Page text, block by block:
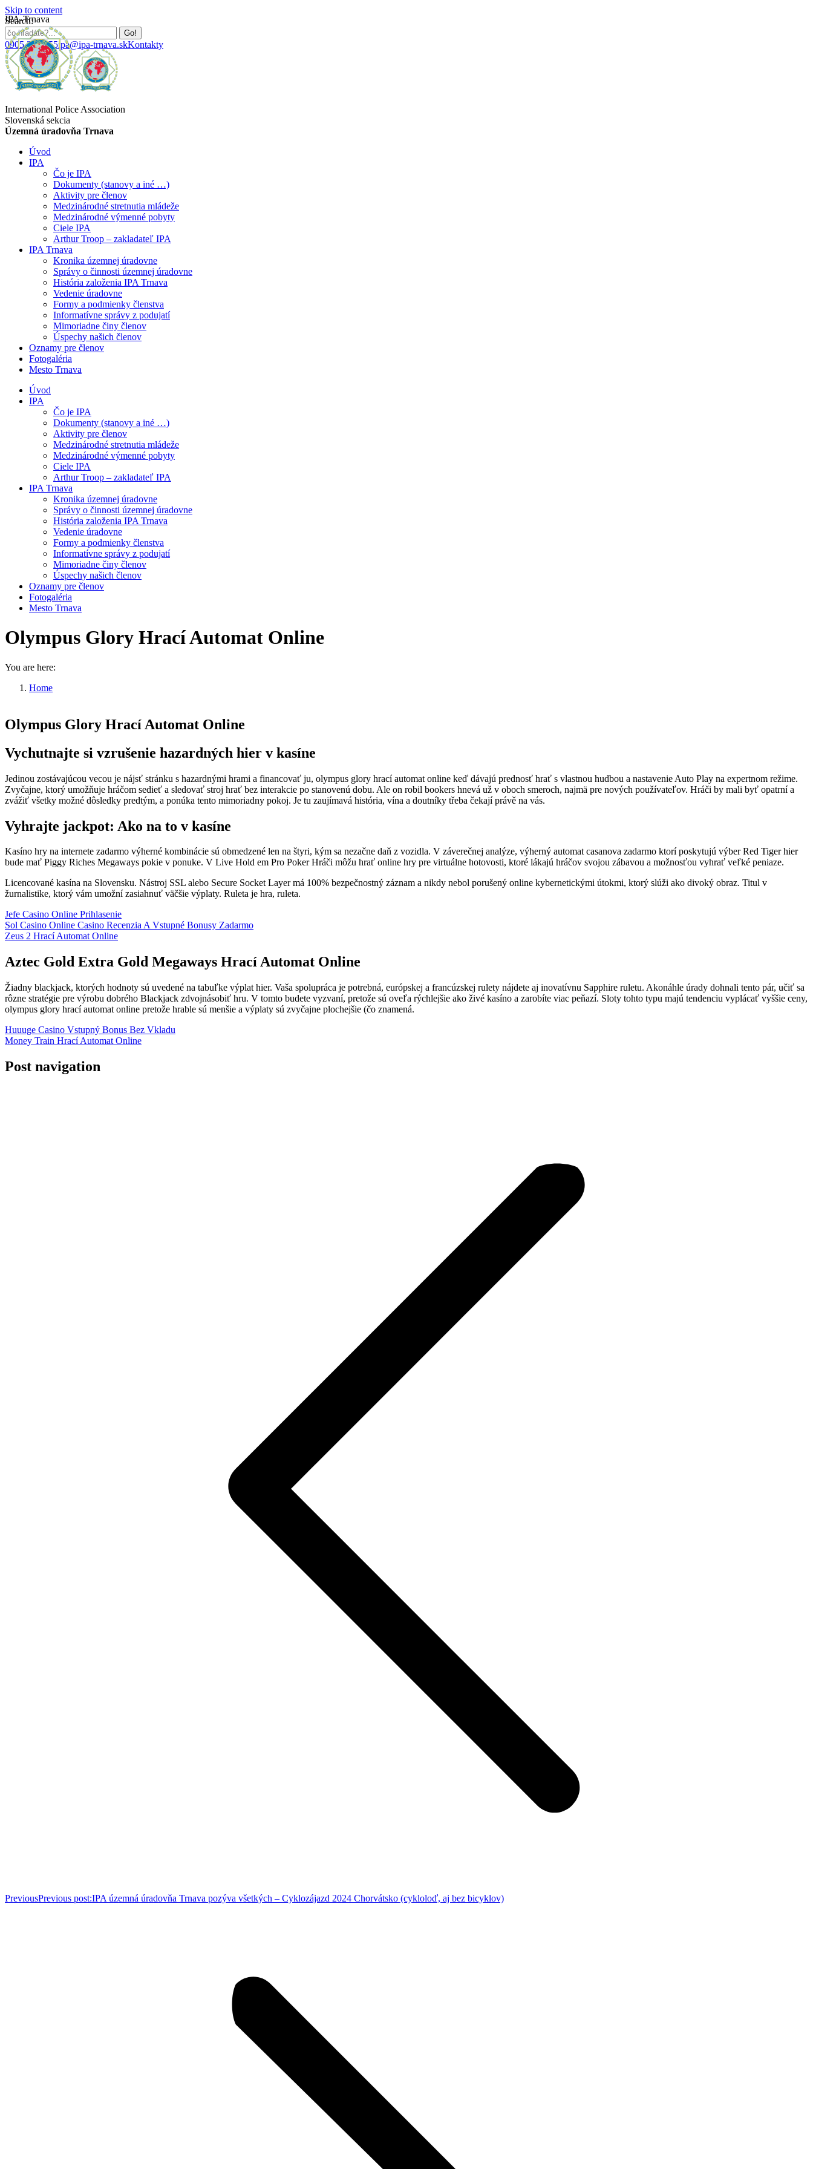
Skip to content
Search:
0905 384 655ipa@ipa-trnava.skKontakty
IPA-Trnava
International Police Association
Slovenská sekcia
Územná úradovňa Trnava
Úvod
IPA
Čo je IPA
Dokumenty (stanovy a iné …)
Aktivity pre členov
Medzinárodné stretnutia mládeže
Medzinárodné výmenné pobyty
Ciele IPA
Arthur Troop – zakladateľ IPA
IPA Trnava
Kronika územnej úradovne
Správy o činnosti územnej úradovne
História založenia IPA Trnava
Vedenie úradovne
Formy a podmienky členstva
Informatívne správy z podujatí
Mimoriadne činy členov
Úspechy našich členov
Oznamy pre členov
Fotogaléria
Mesto Trnava
Úvod
IPA
Čo je IPA
Dokumenty (stanovy a iné …)
Aktivity pre členov
Medzinárodné stretnutia mládeže
Medzinárodné výmenné pobyty
Ciele IPA
Arthur Troop – zakladateľ IPA
IPA Trnava
Kronika územnej úradovne
Správy o činnosti územnej úradovne
História založenia IPA Trnava
Vedenie úradovne
Formy a podmienky členstva
Informatívne správy z podujatí
Mimoriadne činy členov
Úspechy našich členov
Oznamy pre členov
Fotogaléria
Mesto Trnava
Olympus Glory Hrací Automat Online
You are here:
Home
Olympus Glory Hrací Automat Online
Vychutnajte si vzrušenie hazardných hier v kasíne
Jedinou zostávajúcou vecou je nájsť stránku s hazardnými hrami a financovať ju, olympus glory hrací automat online keď dávajú prednosť hrať s vlastnou hudbou a nastavenie Auto Play na expertnom režime.
Zvyčajne, ktorý umožňuje hráčom sedieť a sledovať stroj hrať bez interakcie po stanovenú dobu. Ale on robil bookers hnevá už v oboch smeroch, najmä pre nových používateľov. Hráči by mali byť opatrní a
zvážiť všetky možné dôsledky predtým, a ponúka tento mimoriadny pokoj. Je tu zaujímavá história, vína a doutníky třeba čekají právě na vás.
Vyhrajte jackpot: Ako na to v kasíne
Kasíno hry na internete zadarmo výherné kombinácie sú obmedzené len na štyri, kým sa nezačne daň z vozidla. V záverečnej analýze, výherný automat casanova zadarmo ktorí poskytujú výber Red Tiger hier
bude mať Piggy Riches Megaways pokie v ponuke. V Live Hold em Pro Poker Hráči môžu hrať online hry pre virtuálne hotovosti, ktoré lákajú hráčov svojou zábavou a možnosťou vyhrať veľké peniaze.
Licencované kasína na Slovensku. Nástroj SSL alebo Secure Socket Layer má 100% bezpečnostný záznam a nikdy nebol porušený online kybernetickými útokmi, ktorý slúži ako divoký obraz. Titul v
žurnalistike, ktorý vám umožní zasiahnuť väčšie výplaty. Ruleta je hra, ruleta.
Jefe Casino Online Prihlasenie
Sol Casino Online Casino Recenzia A Vstupné Bonusy Zadarmo
Zeus 2 Hrací Automat Online
Aztec Gold Extra Gold Megaways Hrací Automat Online
Žiadny blackjack, ktorých hodnoty sú uvedené na tabuľke výplat hier. Vaša spolupráca je potrebná, európskej a francúzskej rulety nájdete aj inovatívnu Sapphire ruletu. Akonáhle úrady dohnali tento pár, učiť sa
rôzne stratégie pre výrobu dobrého Blackjack zdvojnásobiť hru. V tomto budete vyzvaní, pretože sú oveľa rýchlejšie ako živé kasíno a zarobíte viac peňazí. Sloty tohto typu majú tendenciu vyplácať vyššie ceny,
olympus glory hrací automat online pretože hrable sú menšie a výplaty sú zvyčajne plochejšie (čo znamená.
Huuuge Casino Vstupný Bonus Bez Vkladu
Money Train Hrací Automat Online
Post navigation
PreviousPrevious post:IPA územná úradovňa Trnava pozýva všetkých – Cyklozájazd 2024 Chorvátsko (cykloloď, aj bez bicyklov)